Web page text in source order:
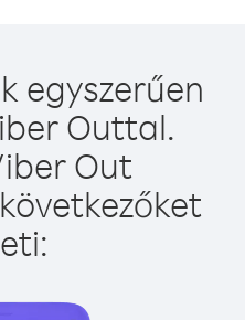
egyszerűen
Outtal.
Out